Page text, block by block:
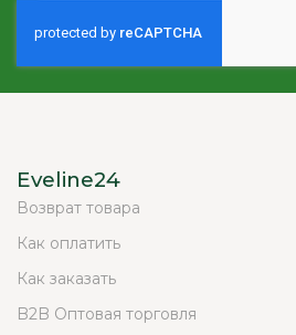
Eveline24
Возврат товара
Как оплатить
Как заказать
B2B Оптовая торговля